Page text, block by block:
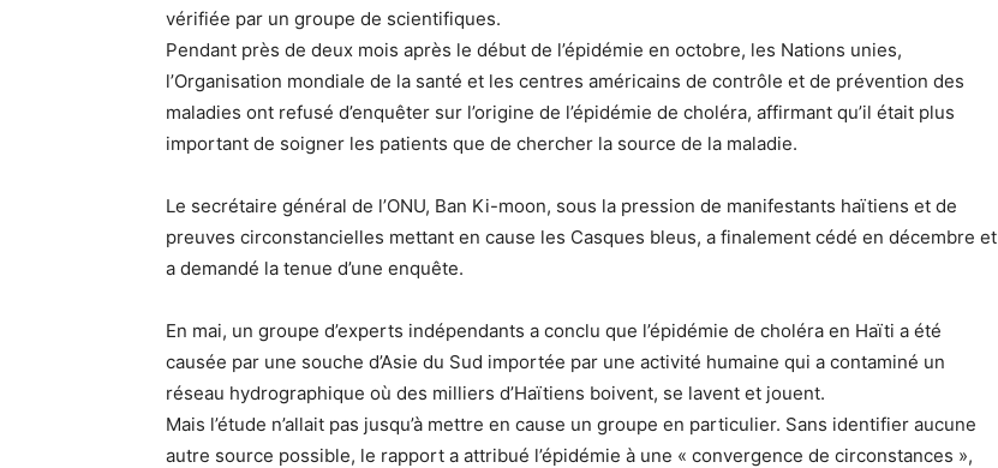
vérifiée par un groupe de scientifiques.
Pendant près de deux mois après le début de l’épidémie en octobre, les Nations unies,
l’Organisation mondiale de la santé et les centres américains de contrôle et de prévention des
maladies ont refusé d’enquêter sur l’origine de l’épidémie de choléra, affirmant qu’il était plus
important de soigner les patients que de chercher la source de la maladie.
Le secrétaire général de l’ONU, Ban Ki-moon, sous la pression de manifestants haïtiens et de
preuves circonstancielles mettant en cause les Casques bleus, a finalement cédé en décembre et
a demandé la tenue d’une enquête.
En mai, un groupe d’experts indépendants a conclu que l’épidémie de choléra en Haïti a été
causée par une souche d’Asie du Sud importée par une activité humaine qui a contaminé un
réseau hydrographique où des milliers d’Haïtiens boivent, se lavent et jouent.
Mais l’étude n’allait pas jusqu’à mettre en cause un groupe en particulier. Sans identifier aucune
autre source possible, le rapport a attribué l’épidémie à une « convergence de circonstances »,